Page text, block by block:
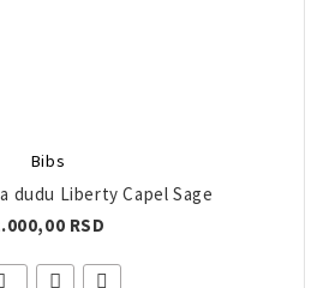
Bibs
dudu Liberty Capel Sage
RSD